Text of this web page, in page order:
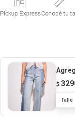
Pickup ExpressConocé tu
$
Talle